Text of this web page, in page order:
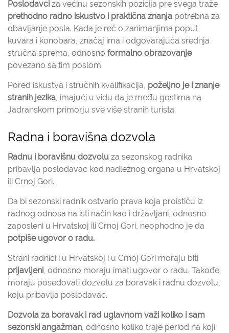
Poslodavci za većinu sezonskih pozicija pre svega traže
prethodno radno iskustvo i praktična znanja potrebna za
obavljanje posla. Kada je reč o zanimanjima poput
kuvara i konobara, značaj ima i odgovarajuća srednja
stručna sprema, odnosno formalno obrazovanje
povezano sa tim poslom.
Pored iskustva i stručnih kvalifikacija, poželjno je i znanje
stranih jezika, imajući u vidu da je među gostima na
Jadranskom primorju sve više stranih turista.
Radna i boravišna dozvola
Radnu i boravišnu dozvolu za sezonskog radnika
pribavlja poslodavac kod nadležnog organa u Hrvatskoj
ili Crnoj Gori.
Da bi sezonski radnik ostvario prava koja proističu iz
radnog odnosa na isti način kao i državljani, odnosno
zaposleni u Hrvatskoj ili Crnoj Gori, neophodno je da
potpiše ugovor o radu.
Strani radnici i u Hrvatskoj i u Crnoj Gori moraju biti
prijavljeni, odnosno moraju imati ugovor o radu. Takođe,
moraju posedovati dozvolu za boravak i radnu dozvolu,
koju pribavlja poslodavac.
Dozvola za boravak i rad uglavnom važi koliko i sam
sezonski angažman, odnosno koliko traje period na koji